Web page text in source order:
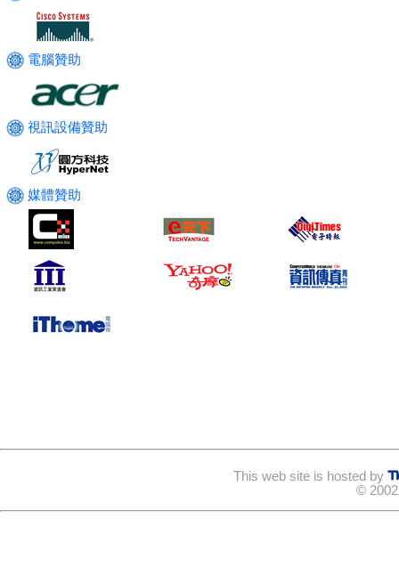
電腦贊助
視訊設備贊助
媒體贊助
This web site is hosted by
©